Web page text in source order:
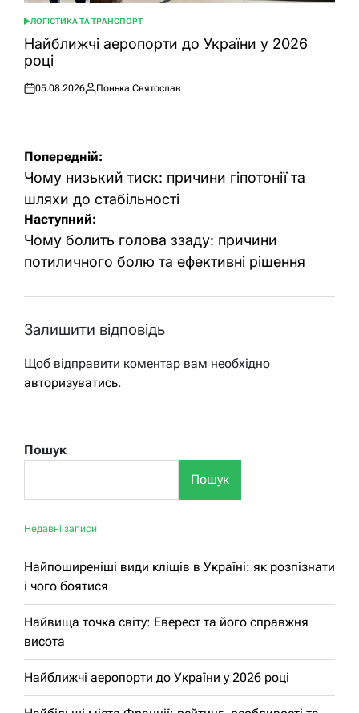
ОПУБЛІКУВАТИ
У
ЛОГІСТИКА ТА ТРАНСПОРТ
Найближчі аеропорти до України у 2026
році
Оприлюднено
05.08.2026
Опубліковано
Понька Святослав
Навігація
записів
Попередній:
Чому низький тиск: причини гіпотонії та
шляхи до стабільності
Наступний:
Чому болить голова ззаду: причини
потиличного болю та ефективні рішення
Залишити відповідь
Щоб відправити коментар вам необхідно
авторизуватись.
Пошук
Пошук
Недавні записи
Найпоширеніші види кліщів в Україні: як розпізнати
і чого боятися
Найвища точка світу: Еверест та його справжня
висота
Найближчі аеропорти до України у 2026 році